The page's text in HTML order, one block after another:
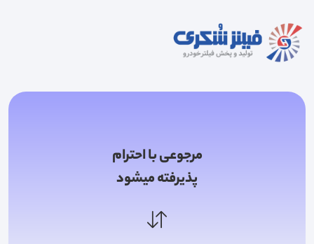
مرجوعی با احترام
پذیرفته میشود